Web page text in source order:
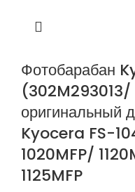
Фотобарабан
оригинальный
Kyocera FS-
1020MFP/
1125MFP